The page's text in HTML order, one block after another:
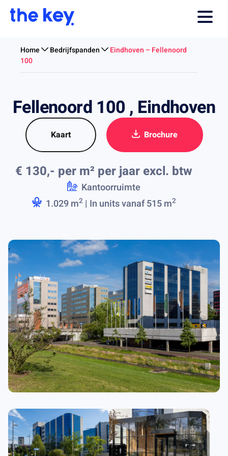
Home Bedrijfspanden
Eindhoven – Fellenoord
100
Fellenoord 100 , Eindhoven
Kaart Brochure
€ 130,- per m² per jaar excl. btw
Kantoorruimte
1.029 m2| In units vanaf 515 m2
.
. .